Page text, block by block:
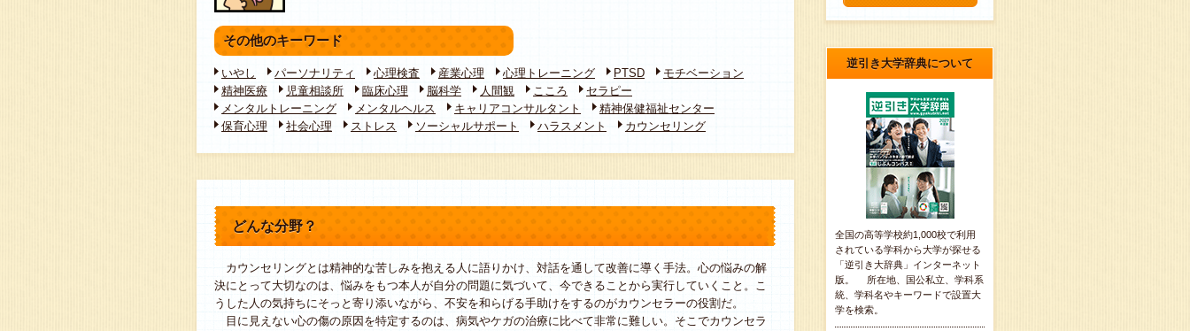
その他のキーワード
いやし パーソナリティ 心理検査 産業心理 心理トレーニング PTSD
モチベーション
精神医療
児童相談所 臨床心理 脳科学 人間観 こころ
セラピー
メンタルトレーニング
メンタルヘルス キャリアコンサルタント
精神保健福祉センター
保育心理
社会心理 ストレス ソーシャルサポート ハラスメント カウンセリング
どんな分野？
カウンセリングとは精神的な苦しみを抱える人に語りかけ、対話を通して改善に導く手法。心の悩みの解
決にとって大切なのは、悩みをもつ本人が自分の問題に気づいて、今できることから実行していくこと。こ
うした人の気持ちにそっと寄り添いながら、不安を和らげる手助けをするのがカウンセラーの役割だ。
目に見えない心の傷の原因を特定するのは、病気やケガの治療に比べて非常に難しい。そこでカウンセラ
逆引き大学辞典について
全国の高等学校約1,000校で利用
されている学科から大学が探せる
「逆引き大辞典」インターネット
版。 所在地、国公私立、学科系
統、学科名やキーワードで設置大
学を検索。